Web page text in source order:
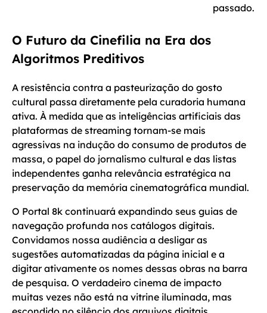
passado.
O Futuro da Cinefilia na Era dos
Algoritmos Preditivos
A resistência contra a pasteurização do gosto
cultural passa diretamente pela curadoria humana
ativa. À medida que as inteligências artificiais das
plataformas de streaming tornam-se mais
agressivas na indução do consumo de produtos de
massa, o papel do jornalismo cultural e das listas
independentes ganha relevância estratégica na
preservação da memória cinematográfica mundial.
O Portal 8k continuará expandindo seus guias de
navegação profunda nos catálogos digitais.
Convidamos nossa audiência a desligar as
sugestões automatizadas da página inicial e a
digitar ativamente os nomes dessas obras na barra
de pesquisa. O verdadeiro cinema de impacto
muitas vezes não está na vitrine iluminada, mas